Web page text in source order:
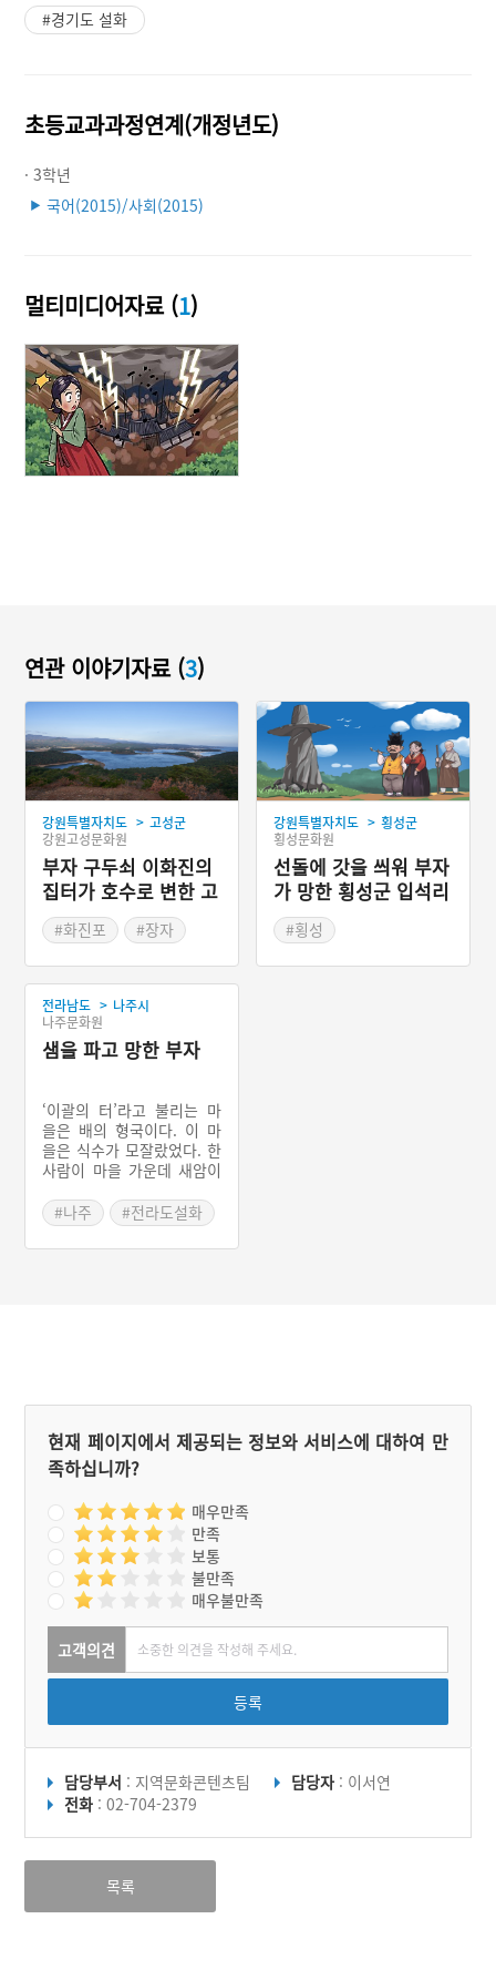
#경기도 설화
초등교과과정연계(개정년도)
· 3학년
▶ 국어(2015)/사회(2015)
멀티미디어자료 (1)
연관 이야기자료 (3)
강원특별자치도 > 고성군
강원고성문화원
부자 구두쇠 이화진의
집터가 호수로 변한 고
성 화진포
#화진포
#장자
#강원 고성
#드라마 촬영지
강원특별자치도 > 횡성군
횡성문화원
선돌에 갓을 씌워 부자
가 망한 횡성군 입석리
#횡성
전라남도 > 나주시
나주문화원
샘을 파고 망한 부자
‘이괄의 터’라고 불리는 마
을은 배의 형국이다. 이 마
을은 식수가 모잘랐었다. 한
사람이 마을 가운데 새암이
면 물이 나올것이라고 하였
다. 사람들은 그 말을 믿고
그 곳을 팠더니 물이나왔다.
#나주
#전라도설화
현재 페이지에서 제공되는 정보와 서비스에 대하여 만
족하십니까?
매우만족
만족
보통
불만족
매우불만족
고객의견
등록
담당부서 : 지역문화콘텐츠팀 담당자 : 이서연
전화 : 02-704-2379
목록